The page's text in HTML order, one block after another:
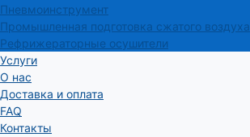
Пневмоинструмент
Промышленная подготовка сжатого воздуха
Рефрижераторные осушители
Услуги
О нас
Доставка и оплата
FAQ
Контакты